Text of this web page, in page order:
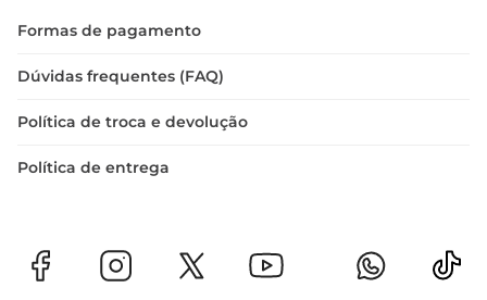
valoriza qualidade e tradição na cozinha.
Formas de pagamento
Dúvidas frequentes (FAQ)
Política de troca e devolução
Política de entrega